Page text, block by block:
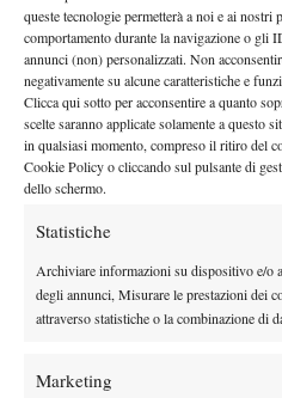
queste tecnologie permetterà a noi e ai
comportamento durante la navigazione o gli
annunci (non) personalizzati. Non
negativamente su alcune caratteristiche e
Clicca qui sotto per acconsentire a quanto
scelte saranno applicate solamente a questo
in qualsiasi momento, compreso il ritiro del
Cookie Policy o cliccando sul pulsante di
dello schermo.
Statistiche
Archiviare informazioni su dispositivo e/o
degli annunci, Misurare le prestazioni dei
attraverso statistiche o la combinazione di
Marketing
Riccardo Ghedin – Foto
– 88.100 in Fm per chi è di Roma